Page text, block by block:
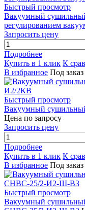
Быстрый просмотр
Вакуумный
регулированием
Запросить цену
Подробнее
Купить в 1 клик К
В избранное Под заказ
Быстрый просмотр
Вакуумный
Цена по запросу
Запросить цену
Подробнее
Купить в 1 клик К
В избранное Под заказ
Быстрый просмотр
Вакуумный